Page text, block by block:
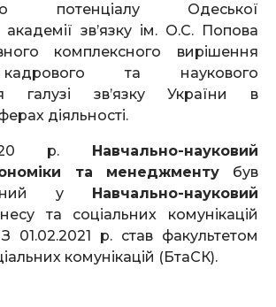
потенціалу Одеської
академії зв’язку ім. О.С. Попова
комплексного вирішення
та наукового
галузі зв’язку України в
діяльності.
р. Навчально-науковий
та менеджменту був
у Навчально-науковий
та соціальних комунікацій
01.02.2021 р. став факультетом
комунікацій (БтаСК).